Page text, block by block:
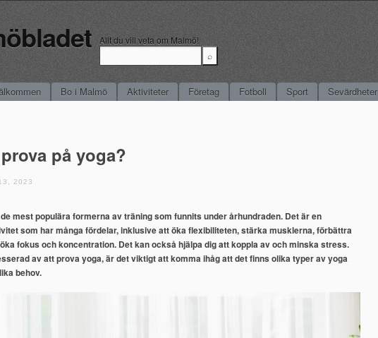
Allt du vill veta om Malmö!
Bo i Malmö Aktiviteter Företag Fotboll Sport Sevärdheter
på yoga?
2023
mest populära formerna av träning som funnits under århundraden. Det är en
som har många fördelar, inklusive att öka flexibiliteten, stärka musklerna, förbättra
fokus och koncentration. Det kan också hjälpa dig att koppla av och minska stress.
av att prova yoga, är det viktigt att komma ihåg att det finns olika typer av yoga
behov.